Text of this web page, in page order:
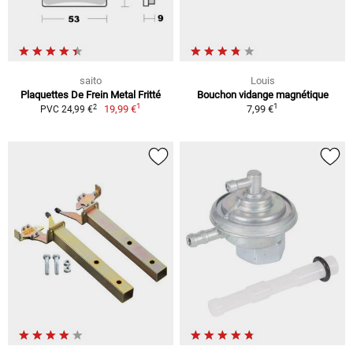
saito
Plaquettes De Frein Metal Fritté
PVC 24,99 €2 19,99 €1
Louis
Bouchon vidange magnétique
7,99 €1